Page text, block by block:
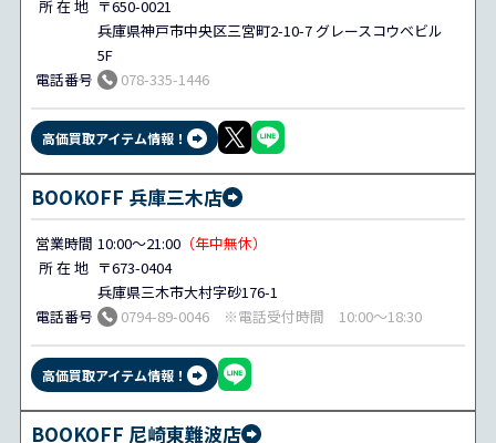
所 在 地 〒650-0021
兵庫県神戸市中央区三宮町2-10-7 グレースコウベビル
5F
電話番号
078-335-1446
高価買取アイテム情報！
BOOKOFF 兵庫三木店
営業時間 10:00～21:00（年中無休）
所 在 地 〒673-0404
兵庫県三木市大村字砂176-1
電話番号
0794-89-0046 ※電話受付時間 10:00～18:30
高価買取アイテム情報！
BOOKOFF 尼崎東難波店